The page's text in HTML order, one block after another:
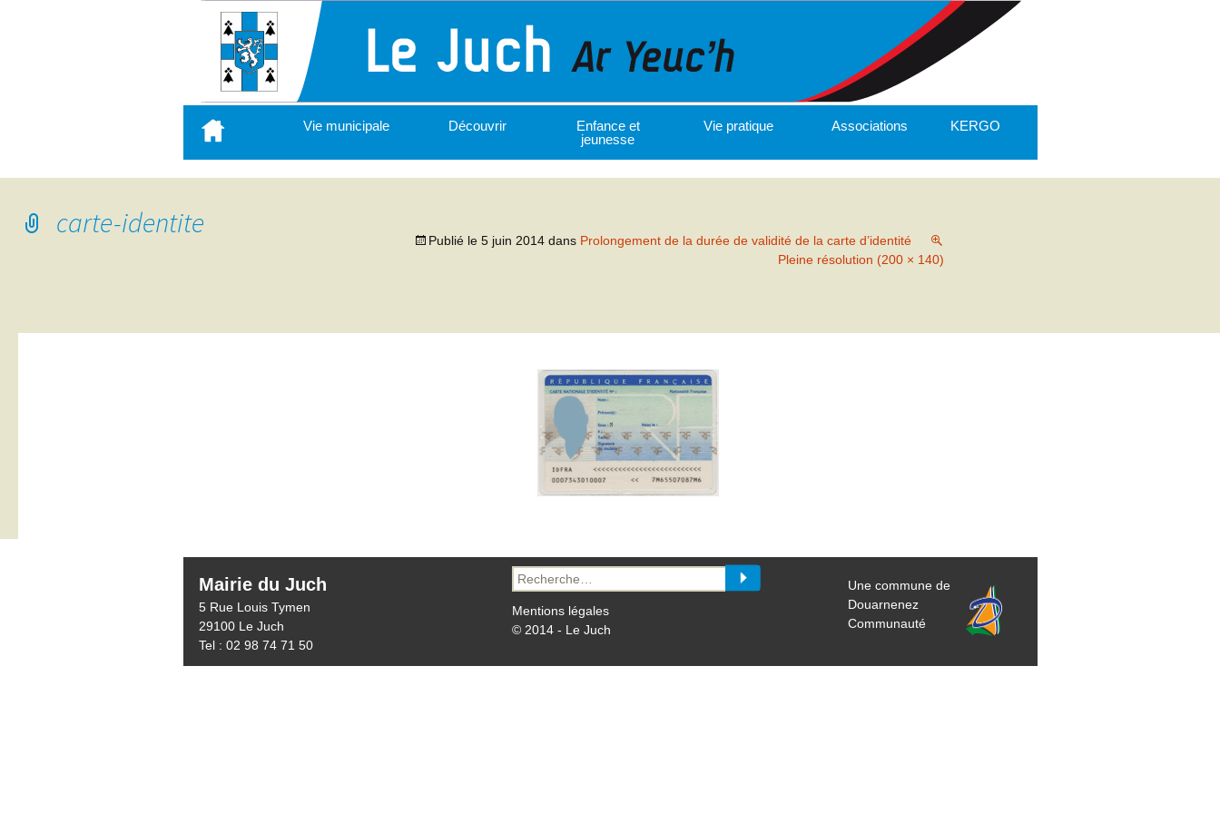
contenu
principal
Vie municipale Découvrir
Enfance et
jeunesse
Vie pratique Associations KERGO
carte-identite
Publié le 5 juin 2014 dans Prolongement de la durée de validité de la carte d’identité
Pleine résolution (200 × 140)
Mairie du Juch
5 Rue Louis Tymen
29100 Le Juch
Tel : 02 98 74 71 50
Recherche
pour :
Mentions légales
© 2014 - Le Juch
Une commune de
Douarnenez
Communauté